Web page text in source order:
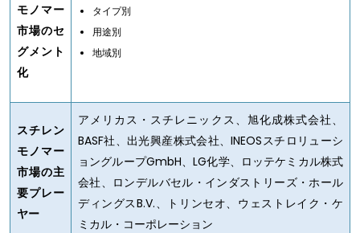
モノマー
市場のセ
グメント
化
タイプ別
用途別
地域別
スチレン
モノマー
市場の主
要プレー
ヤー
アメリカス・スチレニックス、旭化成株式会社、
BASF社、出光興産株式会社、INEOSスチロリューシ
ョングループGmbH、LG化学、ロッテケミカル株式
会社、ロンデルバセル・インダストリーズ・ホール
ディングスB.V.、トリンセオ、ウェストレイク・ケ
ミカル・コーポレーション